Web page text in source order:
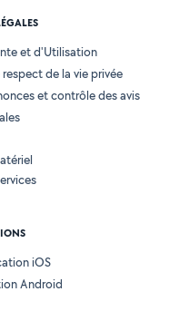
et d'Utilisation
de la vie privée
et contrôle des avis
iOS
Android